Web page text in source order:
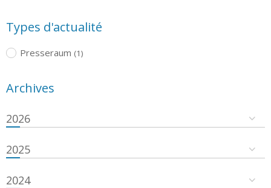
Types d'actualité
Presseraum (1)
Archives
2026
2025
2024